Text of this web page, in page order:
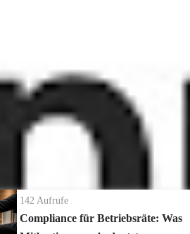
→
www.waf-
betriebsrat
142 Aufrufe
Compliance für Betriebsräte: Was